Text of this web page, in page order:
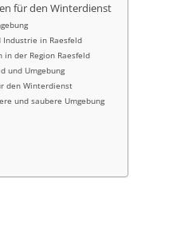
für den Winterdienst
Industrie in Raesfeld
der Region Raesfeld
und Umgebung
den Winterdienst
und saubere Umgebung